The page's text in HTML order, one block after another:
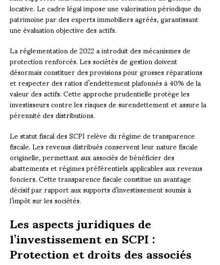
locative. Le cadre légal impose une valorisation périodique du
patrimoine par des experts immobiliers agréés, garantissant
une évaluation objective des actifs.
La réglementation de 2022 a introduit des mécanismes de
protection renforcés. Les sociétés de gestion doivent
désormais constituer des provisions pour grosses réparations
et respecter des ratios d’endettement plafonnés à 40% de la
valeur des actifs. Cette approche prudentielle protège les
investisseurs contre les risques de surendettement et assure la
pérennité des distributions.
Le statut fiscal des SCPI relève du régime de transparence
fiscale. Les revenus distribués conservent leur nature fiscale
originelle, permettant aux associés de bénéficier des
abattements et régimes préférentiels applicables aux revenus
fonciers. Cette transparence fiscale constitue un avantage
décisif par rapport aux supports d’investissement soumis à
l’impôt sur les sociétés.
Les aspects juridiques de
l’investissement en SCPI :
Protection et droits des associés